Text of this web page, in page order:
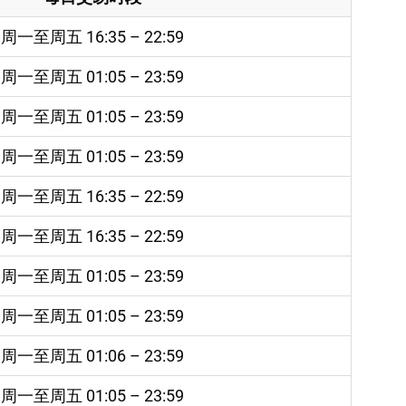
周一至周五 16:35 – 22:59
周一至周五 01:05 – 23:59
周一至周五 01:05 – 23:59
周一至周五 01:05 – 23:59
周一至周五 16:35 – 22:59
周一至周五 16:35 – 22:59
周一至周五 01:05 – 23:59
周一至周五 01:05 – 23:59
周一至周五 01:06 – 23:59
周一至周五 01:05 – 23:59